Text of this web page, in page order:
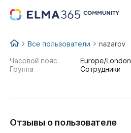
...
Все пользователи nazarov
Часовой пояс
Europe/London
Группа
Сотрудники
Отзывы о пользователе